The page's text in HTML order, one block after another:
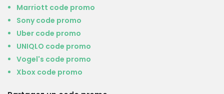
Marriott code promo
Sony code promo
Uber code promo
UNIQLO code promo
Vogel's code promo
Xbox code promo